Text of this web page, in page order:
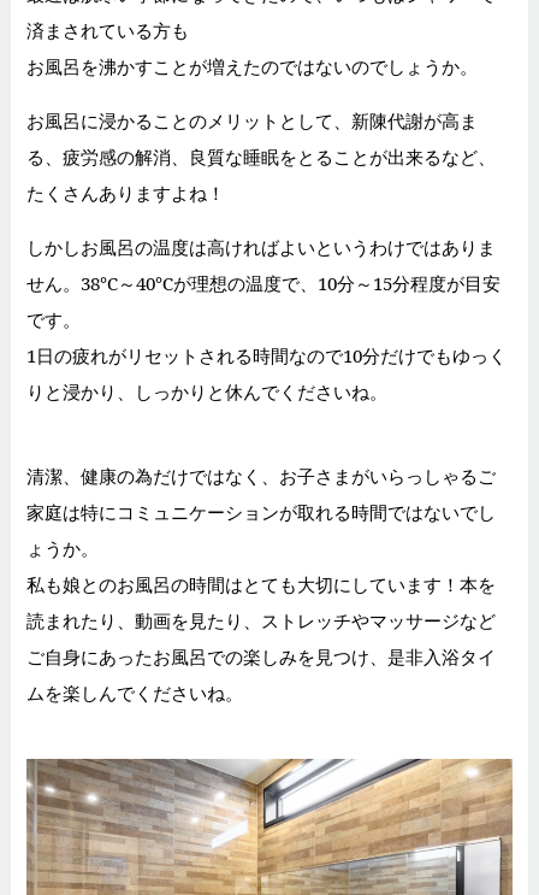
済まされている方も
お風呂を沸かすことが増えたのではないのでしょうか。
お風呂に浸かることのメリットとして、新陳代謝が高ま
る、疲労感の解消、良質な睡眠をとることが出来るなど、
たくさんありますよね！
しかしお風呂の温度は高ければよいというわけではありま
せん。38℃～40℃が理想の温度で、10分～15分程度が目安
です。
1日の疲れがリセットされる時間なので10分だけでもゆっく
りと浸かり、しっかりと休んでくださいね。
清潔、健康の為だけではなく、お子さまがいらっしゃるご
家庭は特にコミュニケーションが取れる時間ではないでし
ょうか。
私も娘とのお風呂の時間はとても大切にしています！本を
読まれたり、動画を見たり、ストレッチやマッサージなど
ご自身にあったお風呂での楽しみを見つけ、是非入浴タイ
ムを楽しんでくださいね。